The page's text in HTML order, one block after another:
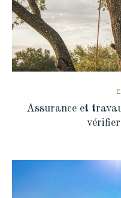
Assurance et